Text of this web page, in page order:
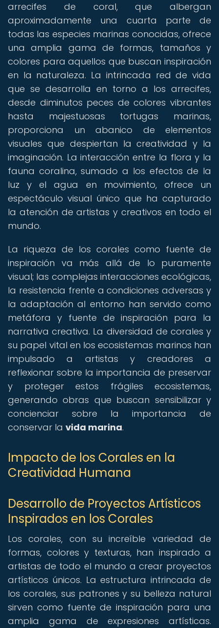
arrecifes de coral, que albergan
aproximadamente una cuarta parte de
todas las especies marinas conocidas, ofrece
una amplia gama de formas, tamaños y
colores para aquellos que buscan inspiración
en la naturaleza. La intrincada red de vida
que se desarrolla en torno a los arrecifes,
desde diminutos peces de colores vibrantes
hasta majestuosas tortugas marinas,
proporciona un abanico de elementos
visuales que despiertan la creatividad y la
imaginación. La interacción entre la flora y la
fauna coralina, sumado a los efectos de la
luz y el agua en movimiento, ofrece un
espectáculo visual único que ha capturado
la atención de artistas y creativos en todo el
mundo.
La riqueza de los corales como fuente de
inspiración va más allá de lo puramente
visual; las complejas interacciones ecológicas,
la resistencia frente a condiciones adversas y
la adaptación al entorno han servido como
metáfora y fuente de inspiración para la
narrativa creativa. La diversidad de corales y
su papel vital en los ecosistemas marinos han
impulsado a artistas y creadores a
reflexionar sobre la importancia de preservar
y proteger estos frágiles ecosistemas,
generando obras que buscan sensibilizar y
concienciar sobre la importancia de
conservar la vida marina.
Impacto de los Corales en la
Creatividad Humana
Desarrollo de Proyectos Artísticos
Inspirados en los Corales
Los corales, con su increíble variedad de
formas, colores y texturas, han inspirado a
artistas de todo el mundo a crear proyectos
artísticos únicos. La estructura intrincada de
los corales, sus patrones y su belleza natural
sirven como fuente de inspiración para una
amplia gama de expresiones artísticas.